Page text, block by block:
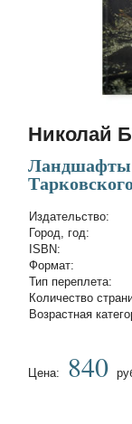
Николай
Ландшафты
Издательство:
Город, год:
ISBN:
Формат:
Тип переплета:
Количество
Возрастная
Цена: 840